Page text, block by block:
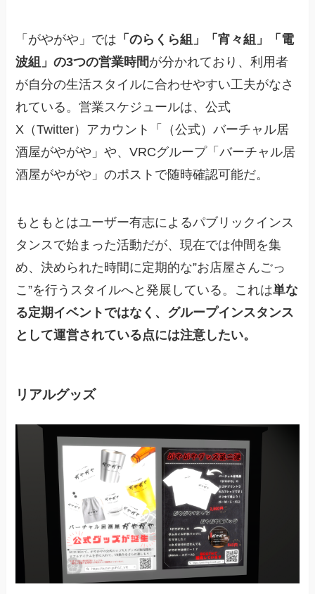
「がやがや」では 「のらくら組」「宵々組」「電
波組」の3つの営業時間が分かれており、利用者
が自分の生活スタイルに合わせやすい工夫がなさ
れている。営業スケジュールは、公式
X（Twitter）アカウント「（公式）バーチャル居
酒屋がやがや」や、VRCグループ「バーチャル居
酒屋がやがや」のポストで随時確認可能だ。
もともとはユーザー有志によるパブリックインス
タンスで始まった活動だが、現在では仲間を集
め、決められた時間に定期的な”お店屋さんごっ
こ”を行うスタイルへと発展している。これは単な
る定期イベントではなく、グループインスタンス
として運営されている点には注意したい。
リアルグッズ